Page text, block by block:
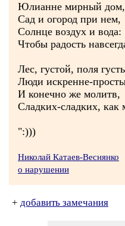
Юлианне мирный дом,
Сад и огород при нем,
Солнце воздух и вода:
Чтобы радость
Лес, густой, поля
Люди искренне-
И конечно же молитв,
Сладких-сладких, как
":)))
Николай Катаев-Веснянко
о нарушении
+ добавить замечания